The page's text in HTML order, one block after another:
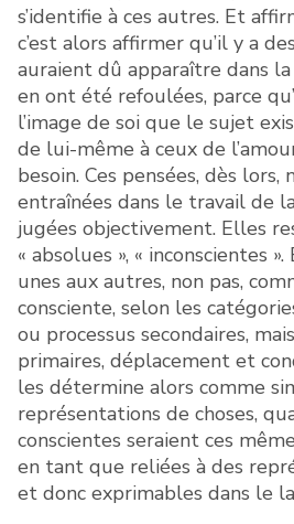
s’identifie à ces autres. Et
c’est alors affirmer qu’il y a
auraient dû apparaître dans la
en ont été refoulées, parce
l’image de soi que le sujet
de lui-même à ceux de
besoin. Ces pensées, dès
entraînées dans le travail de
jugées objectivement. Elles
« absolues », « inconscientes
unes aux autres, non pas,
consciente, selon les
ou processus secondaires,
primaires, déplacement et
les détermine alors comme
représentations de choses,
conscientes seraient ces
en tant que reliées à des
et donc exprimables dans le